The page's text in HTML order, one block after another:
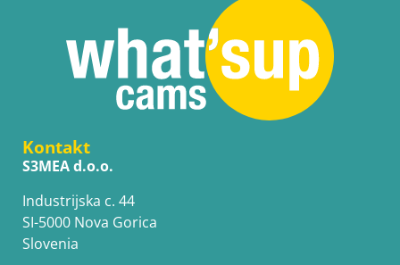
Kontakt
S3MEA d.o.o.
Industrijska c. 44
SI-5000 Nova Gorica
Slovenia